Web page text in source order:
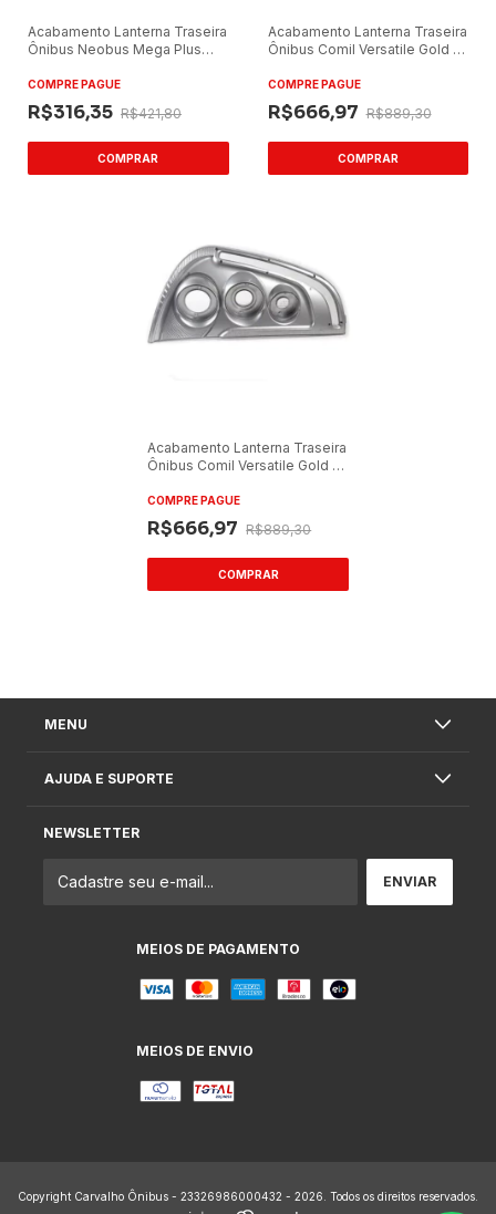
Acabamento Lanterna Traseira
Ônibus Neobus Mega Plus
COMPRE PAGUE
R$316,35 R$421,80
Acabamento Lanterna Traseira
Ônibus Comil Versatile Gold 13
COMPRE PAGUE
R$666,97 R$889,30
Acabamento Lanterna Traseira
Ônibus Comil Versatile Gold 13
COMPRE PAGUE
R$666,97 R$889,30
MENU
AJUDA E SUPORTE
NEWSLETTER
MEIOS DE PAGAMENTO
MEIOS DE ENVIO
Copyright Carvalho Ônibus - 23326986000432 - 2026. Todos os direitos reservados.